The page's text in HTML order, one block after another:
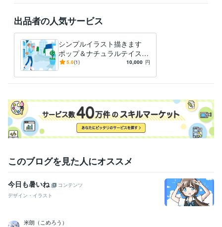
出品者の人気サービス
シンプルイラスト描きます
ポップ＆ナチュラルテイスト
でオリジナルオーダー承りま
5.0(1) 10,000 円
このブログを見た人にオススメ
今日も暑いね
コンテンツ
デザイン・イラスト
米朗（こめろう）